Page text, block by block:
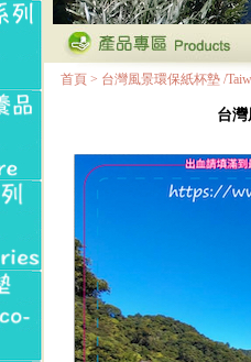
首頁 > 台灣風景環保紙杯墊 /
台灣